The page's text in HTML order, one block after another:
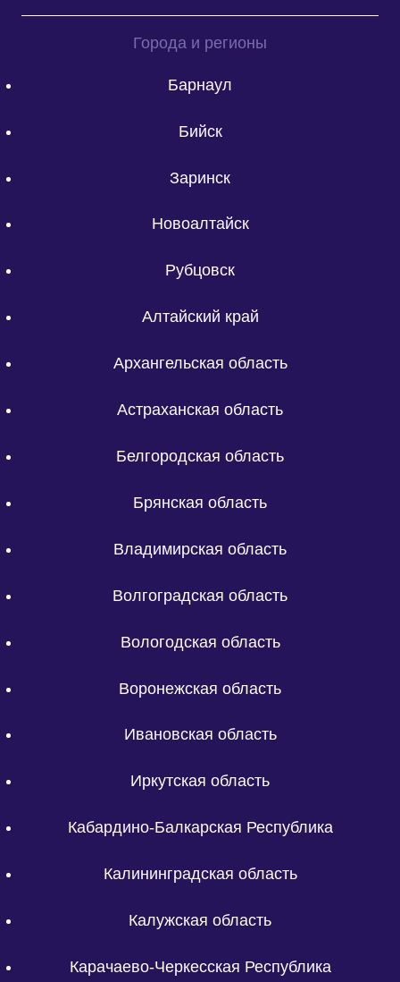
Города и регионы
Барнаул
Бийск
Заринск
Новоалтайск
Рубцовск
Алтайский край
Архангельская область
Астраханская область
Белгородская область
Брянская область
Владимирская область
Волгоградская область
Вологодская область
Воронежская область
Ивановская область
Иркутская область
Кабардино-Балкарская Республика
Калининградская область
Калужская область
Карачаево-Черкесская Республика